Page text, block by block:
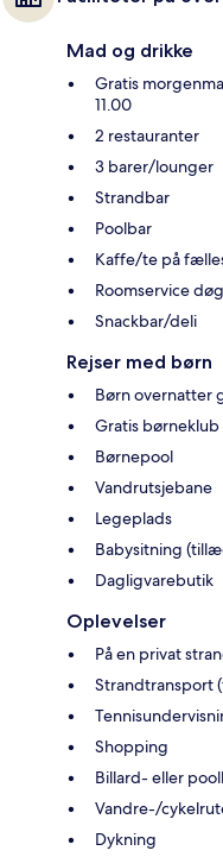
Mad og drikke
Gratis
11.00
2 restauranter
3 barer/lounger
Strandbar
Poolbar
Kaffe/te på
Roomservice
Snackbar/deli
Rejser med børn
Børn overnatter
Gratis børneklub
Børnepool
Vandrutsjebane
Legeplads
Babysitning
Dagligvarebutik
Oplevelser
På en privat
Strandtransport
Shopping
Billard- eller
Vandre-/
Dykning